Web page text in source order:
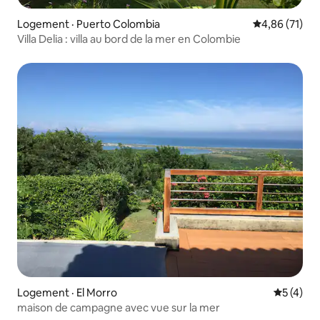
Logement · Puerto Colombia Note
4,86 (71)
Villa Delia : villa au bord de la mer en Colombie
Logement · El Morro Note
5 (4)
maison de campagne avec vue sur la mer